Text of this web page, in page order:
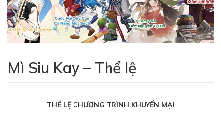
Mì Siu Kay – Thể lệ
THỂ LỆ CHƯƠNG TRÌNH KHUYẾN MẠI